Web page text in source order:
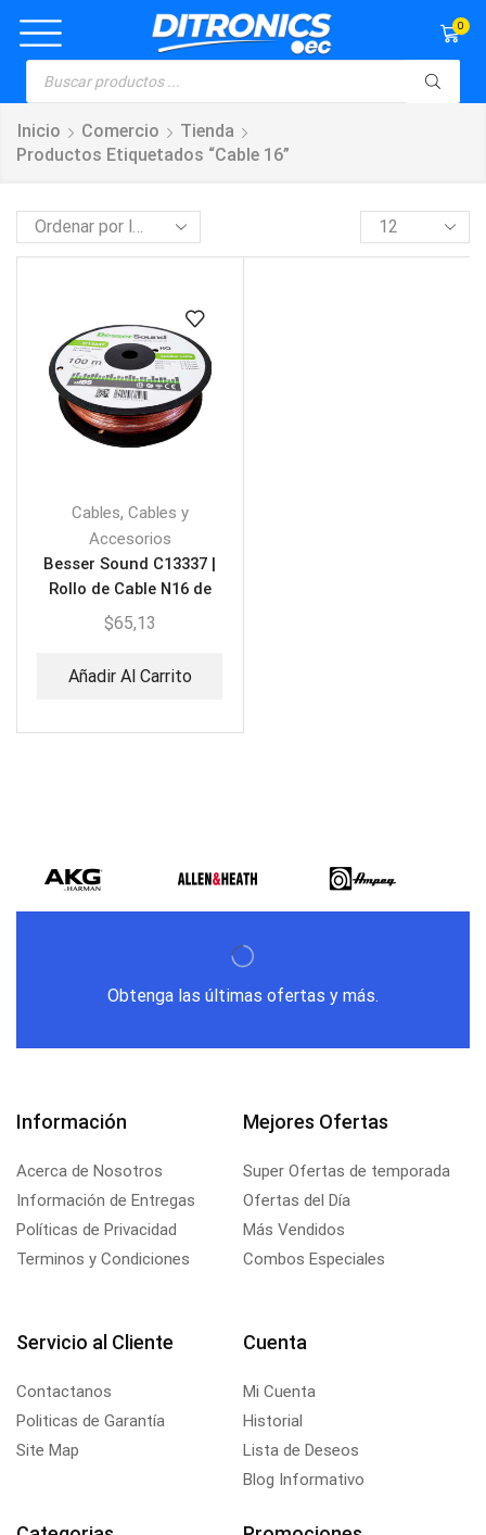
0
Inicio Comercio
Tienda
Productos Etiquetados “cable 16”
Cables, Cables y
Accesorios
Besser Sound C13337 |
Rollo de Cable N16 de
Parlante Gemelo
$65,13
Añadir Al Carrito
Obtenga las últimas ofertas y más.
Información
Acerca de Nosotros
Información de Entregas
Políticas de Privacidad
Terminos y Condiciones
Mejores Ofertas
Super Ofertas de temporada
Ofertas del Día
Más Vendidos
Combos Especiales
Servicio al Cliente
Contactanos
Politicas de Garantía
Site Map
Cuenta
Mi Cuenta
Historial
Lista de Deseos
Blog Informativo